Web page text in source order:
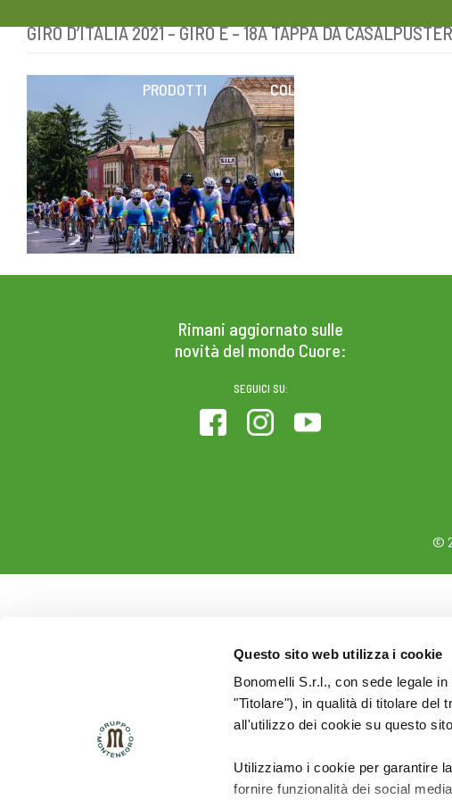
Questo sito web utilizza i cookie
Bonomelli S.r.l., con sede legale
"Titolare"), in qualità di titolare del
all'utilizzo dei cookie su questo
Utilizziamo i cookie per garantire
fornire funzionalità dei social
Skip
content
PRODOTTI COLESTEROLO
GIRO D’ITALIA 2021 – GIRO E – 18A TAPPA DA
Rimani aggiornato sulle
novità del mondo Cuore:
SEGUICI SU:
©